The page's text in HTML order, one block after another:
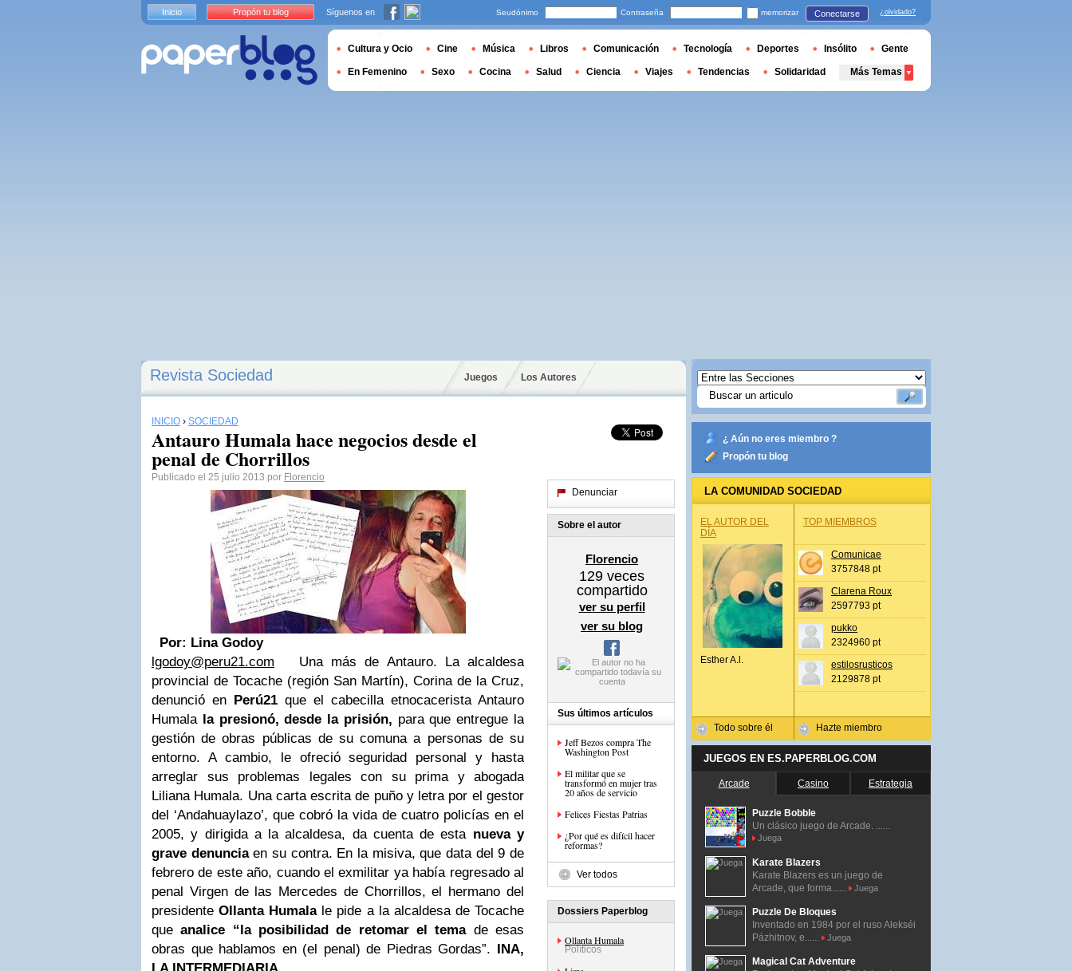
Revista Sociedad Juegos Los Autores
INICIO › SOCIEDAD
Antauro Humala hace negocios desde el
penal de Chorrillos
Publicado el 25 julio 2013 por Florencio
Por: Lina Godoy
lgodoy@peru21.com Una más de Antauro. La alcaldesa
provincial de Tocache (región San Martín), Corina de la Cruz,
denunció en Perú21 que el cabecilla etnocacerista Antauro
Humala la presionó, desde la prisión, para que entregue la
gestión de obras públicas de su comuna a personas de su
entorno. A cambio, le ofreció seguridad personal y hasta
arreglar sus problemas legales con su prima y abogada
Liliana Humala. Una carta escrita de puño y letra por el gestor
del ‘Andahuaylazo’, que cobró la vida de cuatro policías en el
2005, y dirigida a la alcaldesa, da cuenta de esta nueva y
grave denunciaen su contra. En la misiva, que data del 9 de
febrero de este año, cuando el exmilitar ya había regresado al
penal Virgen de las Mercedes de Chorrillos, el hermano del
presidenteOllanta Humalale pide a la alcaldesa de Tocache
queanalice “la posibilidad de retomar el temade esas
obras que hablamos en (el penal) de Piedras Gordas”. INA,
Denunciar
Sobre el autor
Florencio
129 veces
compartido
ver su perfil
ver su blog
Sus últimos artículos
Jeff Bezos compra The
Washington Post
El militar que se
transformó en mujer tras
20 años de servicio
Felices Fiestas Patrias
¿Por qué es difícil hacer
reformas?
Ver todos
Dossiers Paperblog
Ollanta Humala
Políticos
¿ Aún no eres miembro ?
Propón tu blog
LA COMUNIDAD SOCIEDAD
EL AUTOR DEL
DÍA
Esther A.l.
Todo sobre él
TOP MIEMBROS
Comunicae
3757848 pt
Clarena Roux
2597793 pt
pukko
2324960 pt
estilosrusticos
2129878 pt
Hazte miembro
JUEGOS EN ES.PAPERBLOG.COM
Arcade Casino Estrategia
Puzzle Bobble
Un clásico juego de Arcade. ......
Juega
Karate Blazers
Karate Blazers es un juego de
Arcade, que forma......
Juega
Puzzle De Bloques
Inventado en 1984 por el ruso Alekséi
Pázhitnov, e......
Juega
Magical Cat Adventure
Inicio Propón tu blog Síguenos en Seudónimo Contraseña memorizar Conectarse ¿olvidado?
Cultura y Ocio Cine Música Libros Comunicación Tecnología Deportes Insólito Gente
En Femenino Sexo Cocina Salud Ciencia Viajes Tendencias Solidaridad Más Temas